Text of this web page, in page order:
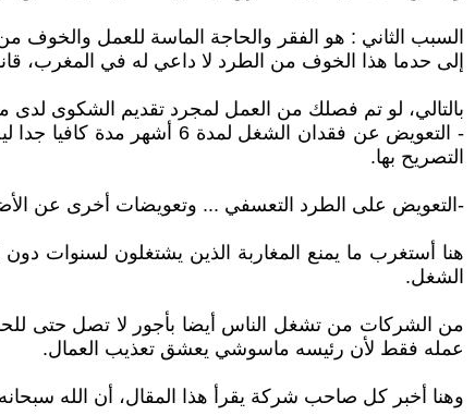
السبب الثاني : هو الفقر والحاجة الماسة للعمل والخوف
إلى حدما هذا الخوف من الطرد لا داعي له في المغرب، قانون الشغل المغربي يحميك في المادة 36
بالتالي، لو تم فصلك من العمل لمجرد تقديم الشكوى
- التعويض عن فقدان
التصريح بها.
-التعويض على الطرد التعسفي ... وتعويضات أخرى عن
الشغل.
عمله فقط لأن رئيسه ماسوشي يعشق تعذيب العمال.
وهنا أخبر كل صاحب شركة يقرأ هذا المقال، أن الله